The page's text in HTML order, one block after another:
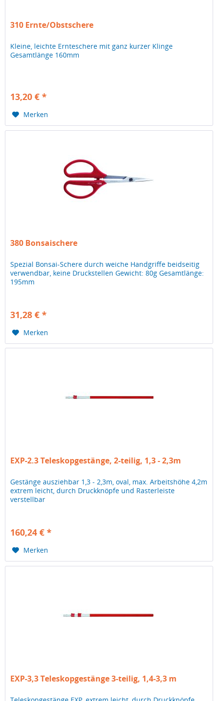
310 Ernte/Obstschere
Kleine, leichte Ernteschere mit ganz kurzer Klinge
Gesamtlänge 160mm
13,20 € *
Merken
380 Bonsaischere
Spezial Bonsai-Schere durch weiche Handgriffe beidseitig
verwendbar, keine Druckstellen Gewicht: 80g Gesamtlänge:
195mm
31,28 € *
Merken
EXP-2.3 Teleskopgestänge, 2-teilig, 1,3 - 2,3m
Gestänge ausziehbar 1,3 - 2,3m, oval, max. Arbeitshöhe 4,2m
extrem leicht, durch Druckknöpfe und Rasterleiste
verstellbar
160,24 € *
Merken
EXP-3,3 Teleskopgestänge 3-teilig, 1,4-3,3 m